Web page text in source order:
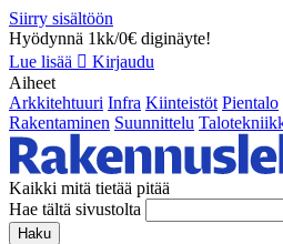
Siirry sisältöön
Hyödynnä 1kk/0€ diginäyte!
Lue lisää
Kirjaudu
Aiheet
Arkkitehtuuri Infra Kiinteistöt Pientalo
Rakentaminen Suunnittelu
Kaikki mitä tietää pitää
Hae tältä sivustolta
Haku